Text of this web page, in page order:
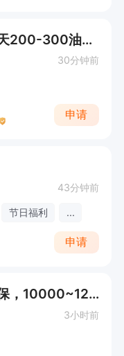
【接送游客】自带车司机每天200-300油报销
30分钟前
申请
43分钟前
节日福利 ...
申请
快递司机，短途配送，交社保，10000~12000
3小时前